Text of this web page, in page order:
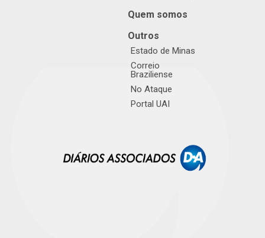
Quem somos
Outros
Estado de Minas
Correio
Braziliense
No Ataque
Portal UAI